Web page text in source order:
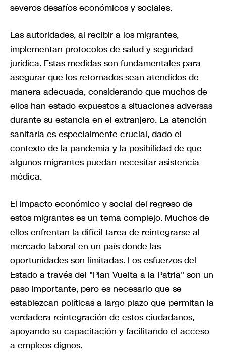
severos desafíos económicos y sociales.
Las autoridades, al recibir a los migrantes,
implementan protocolos de salud y seguridad
jurídica. Estas medidas son fundamentales para
asegurar que los retornados sean atendidos de
manera adecuada, considerando que muchos de
ellos han estado expuestos a situaciones adversas
durante su estancia en el extranjero. La atención
sanitaria es especialmente crucial, dado el
contexto de la pandemia y la posibilidad de que
algunos migrantes puedan necesitar asistencia
médica.
El impacto económico y social del regreso de
estos migrantes es un tema complejo. Muchos de
ellos enfrentan la difícil tarea de reintegrarse al
mercado laboral en un país donde las
oportunidades son limitadas. Los esfuerzos del
Estado a través del "Plan Vuelta a la Patria" son un
paso importante, pero es necesario que se
establezcan políticas a largo plazo que permitan la
verdadera reintegración de estos ciudadanos,
apoyando su capacitación y facilitando el acceso
a empleos dignos.